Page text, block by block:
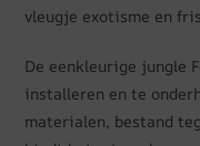
vleugje exotisme en
De eenkleurige jungle
installeren en te
materialen, bestand